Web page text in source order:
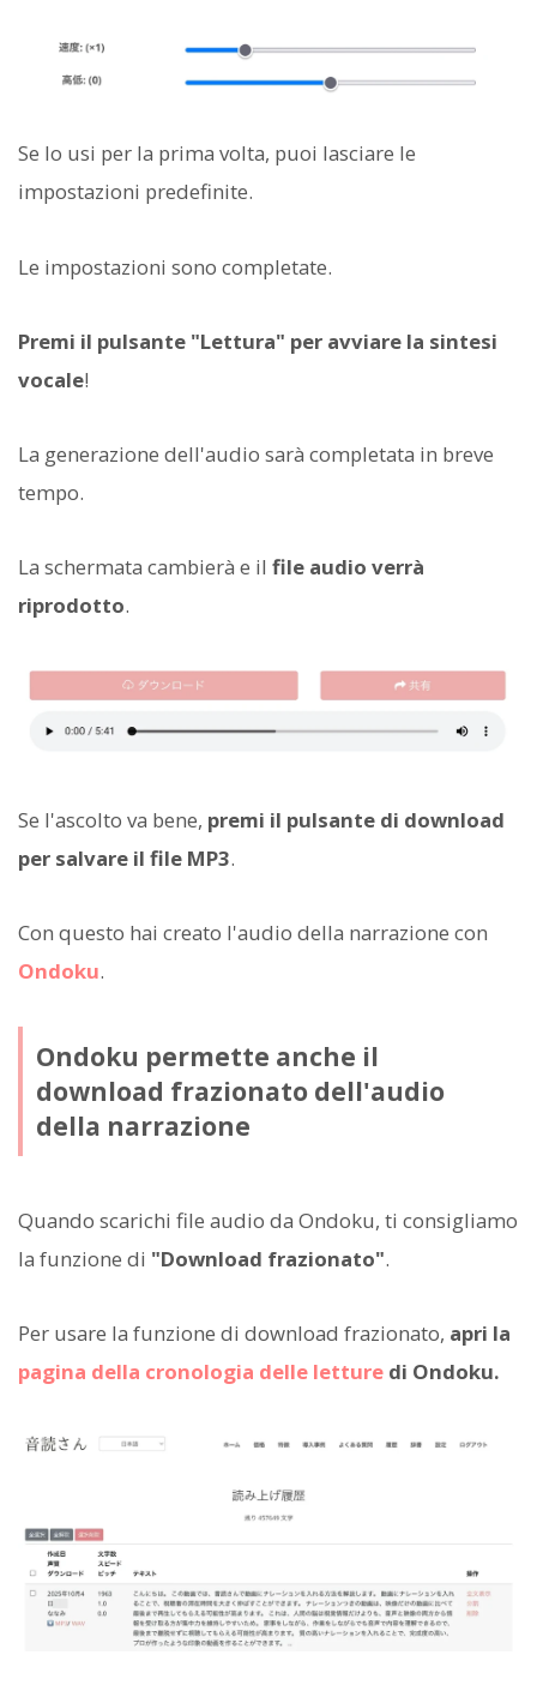
Se lo usi per la prima volta, puoi lasciare le
impostazioni predefinite.
Le impostazioni sono completate.
Premi il pulsante "Lettura" per avviare la sintesi
vocale!
La generazione dell'audio sarà completata in breve
tempo.
La schermata cambierà e il file audio verrà
riprodotto.
Se l'ascolto va bene, premi il pulsante di download
per salvare il file MP3.
Con questo hai creato l'audio della narrazione con
Ondoku.
Ondoku permette anche il
download frazionato dell'audio
della narrazione
Quando scarichi file audio da Ondoku, ti consigliamo
la funzione di "Download frazionato".
Per usare la funzione di download frazionato, apri la
pagina della cronologia delle letture di Ondoku.